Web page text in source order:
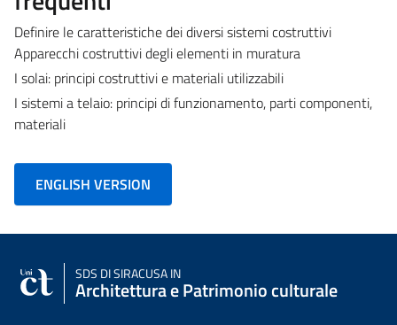
Definire le caratteristiche dei diversi sistemi costruttivi
Apparecchi costruttivi degli elementi in muratura
I solai: principi costruttivi e materiali utilizzabili
I sistemi a telaio: principi di funzionamento, parti componenti,
materiali
ENGLISH VERSION
SDS DI SIRACUSA IN
Architettura e Patrimonio culturale